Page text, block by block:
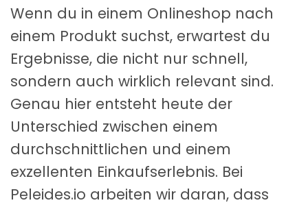
Wenn du in einem Onlineshop nach
einem Produkt suchst, erwartest du
Ergebnisse, die nicht nur schnell,
sondern auch wirklich relevant sind.
Genau hier entsteht heute der
Unterschied zwischen einem
durchschnittlichen und einem
exzellenten Einkaufserlebnis. Bei
Peleides.io arbeiten wir daran, dass